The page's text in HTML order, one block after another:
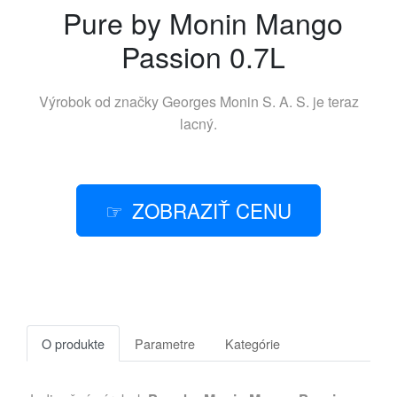
Pure by Monin Mango
Passion 0.7L
Výrobok od značkyGeorges Monin S. A. S. je teraz
lacný.
ZOBRAZIŤ CENU
O produkte Parametre Kategórie